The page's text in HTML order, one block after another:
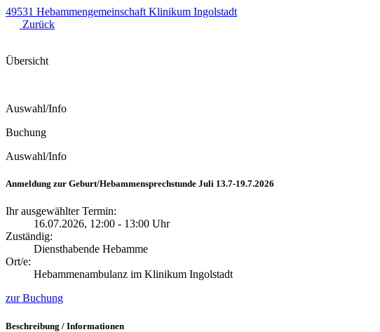
49531 Hebammengemeinschaft Klinikum Ingolstadt
Zurück
Übersicht
Auswahl/Info
Buchung
Auswahl/Info
Anmeldung zur Geburt/Hebammensprechstunde Juli 13.7-19.7.2026
Ihr ausgewählter Termin:
16.07.2026, 12:00 - 13:00 Uhr
Zuständig:
Diensthabende Hebamme
Ort/e:
Hebammenambulanz im Klinikum Ingolstadt
zur Buchung
Beschreibung / Informationen